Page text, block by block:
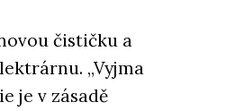
čističku a
„Vyjma
je v zásadě